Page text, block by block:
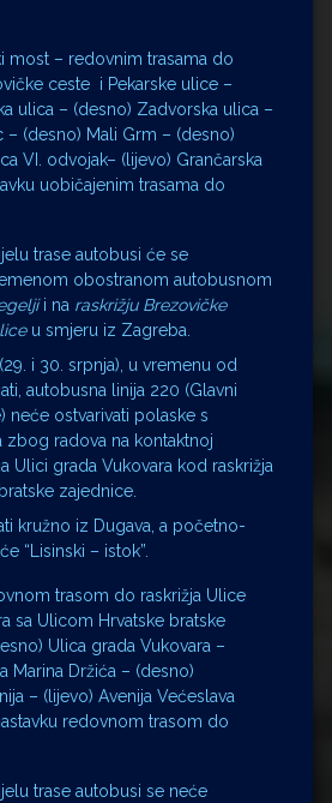
most – redovnim trasama do
ceste i Pekarske ulice –
ulica – (desno) Zadvorska ulica –
– (desno) Mali Grm – (desno)
VI. odvojak– (lijevo) Grančarska
uobičajenim trasama do
trase autobusi će se
obostranom autobusnom
i na raskrižju Brezovičke
u smjeru iz Zagreba.
i 30. srpnja), u vremenu od
autobusna linija 220 (Glavni
neće ostvarivati polaske s
radova na kontaktnoj
Ulici grada Vukovara kod raskrižja
zajednice.
kružno iz Dugava, a početno-
“Lisinski – istok”.
trasom do raskrižja Ulice
sa Ulicom Hrvatske bratske
Ulica grada Vukovara –
Marina Držića – (desno)
– (lijevo) Avenija Većeslava
redovnom trasom do
trase autobusi se neće